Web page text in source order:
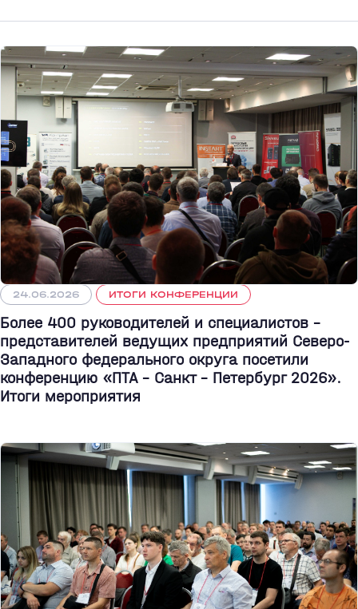
24.06.2026 ИТОГИ КОНФЕРЕНЦИИ
Более 400 руководителей и специалистов –
представителей ведущих предприятий Северо-
Западного федерального округа посетили
конференцию «ПТА – Санкт - Петербург 2026».
Итоги мероприятия